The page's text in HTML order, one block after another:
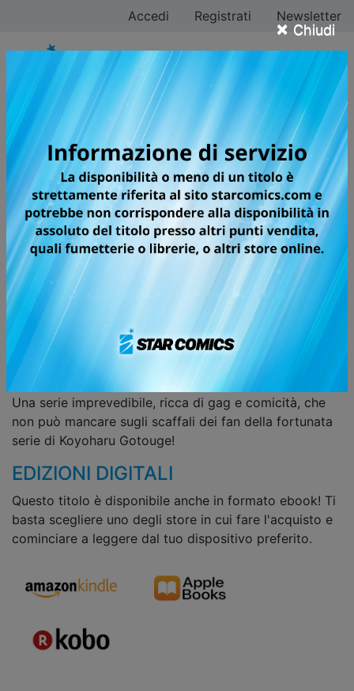
× Chiudi
Accedi Registrati Newsletter
DEMON SLAYER –
CAMPUS KIMETSU!
DEMON SLAYER TORNA...TRA I
BANCHI DI SCUOLA! UNO SPIN-OFF
DIVERTENTE E IMPREVEDIBILE,
PERFETTO PER TUTTI I FAN DELLA
SERIE!
Iniziano le lezioni al campus Kimetsu! In questo spin
off di DEMON SLAYER – KIMETSU NO YAIBA gli
indimenticabili personaggi della serie si ritrovano in
una scuola fuori dal comune, dove regnano le risate!
Una serie imprevedibile, ricca di gag e comicità, che
non può mancare sugli scaffali dei fan della fortunata
serie di Koyoharu Gotouge!
EDIZIONI DIGITALI
Questo titolo è disponibile anche in formato ebook! Ti
basta scegliere uno degli store in cui fare l'acquisto e
cominciare a leggere dal tuo dispositivo preferito.